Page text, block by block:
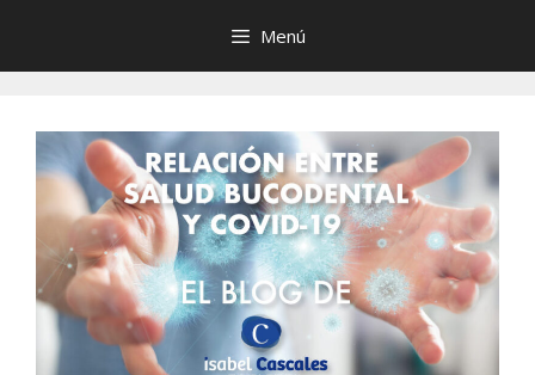
contenido
Menú